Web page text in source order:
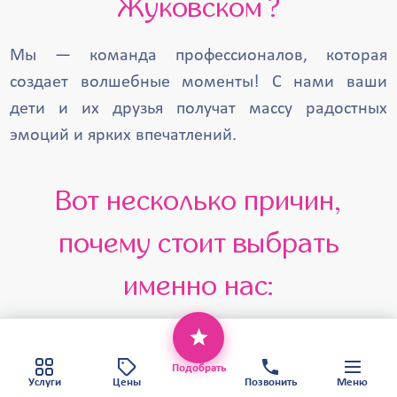
Щербинка
Черноголовка
Хотьково
Фрязино
Троицк
Талдом
Старая Купавна
Солнечногорск
Щёлково
Жуковском ?
Мы — команда профессионалов, которая
создает волшебные моменты! С нами ваши
дети и их друзья получат массу радостных
эмоций и ярких впечатлений.
Вот несколько причин,
почему стоит выбрать
именно нас:
Опыт: Мы провели более 5000
мероприятий, что говорит о нашем
Этот веб-сайт использует файлы cookie,
чтобы обеспечить вам наилучший сервис.
Политика конфиденциальности
Карта сайта
Хорошо
Услуги Цены
Подобрать
Позвонить
Меню